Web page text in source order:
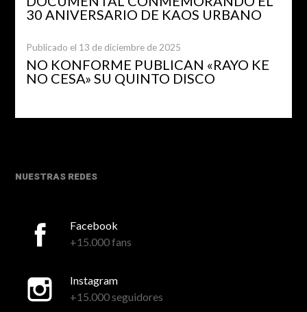
30 ANIVERSARIO DE KAOS URBANO
Publicado el 13 de diciembre de 2025
NO KONFORME PUBLICAN «RAYO KE
NO CESA» SU QUINTO DISCO
NUESTRAS REDES
Facebook
+15.000 fans
Instagram
+15.000 seguidores